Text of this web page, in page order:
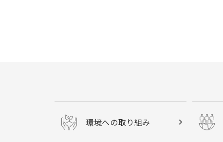
環境への取り組み